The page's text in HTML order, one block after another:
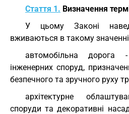
Стаття 1. Визначення
У цьому Законі
вживаються в такому
автомобільна дорога
інженерних споруд,
безпечного та зручного руху
архітектурне
споруди та декоративні